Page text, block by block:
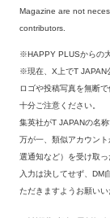
Magazine are not
contributors.
※HAPPY PLUSからの
※現在、X上でT JAPAN
ロゴや投稿写真を無断
十分ご注意ください。
集英社がT JAPANの名
万が一、類似アカウン
選通知など）を受け取
入力は決してせず、DM
ただきますようお願いい